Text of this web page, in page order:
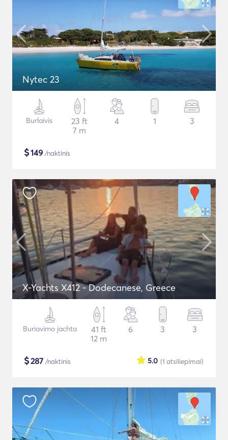
Nytec 23
Burlaivis
23 ft
7 m
4 1 3
$149 /naktinis
X-Yachts X412 - Dodecanese, Greece
Buriavimo jachta
41 ft
12 m
6 3 3
$287 /naktinis (1 atsiliepimai)
5.0